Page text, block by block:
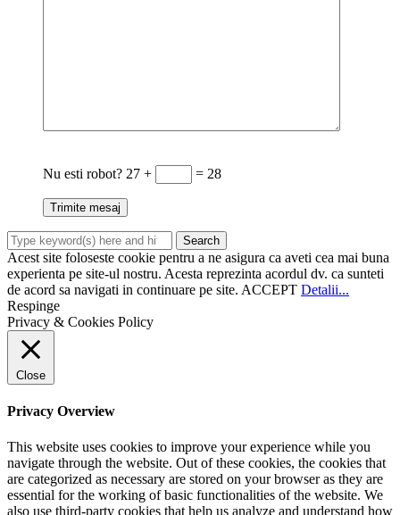
Nu esti robot? 27 + = 28
Acest site foloseste cookie pentru a ne asigura ca aveti cea mai buna
experienta pe site-ul nostru. Acesta reprezinta acordul dv. ca sunteti
de acord sa navigati in continuare pe site. ACCEPT Detalii...
Respinge
Privacy & Cookies Policy
Close
Privacy Overview
This website uses cookies to improve your experience while you
navigate through the website. Out of these cookies, the cookies that
are categorized as necessary are stored on your browser as they are
essential for the working of basic functionalities of the website. We
also use third-party cookies that help us analyze and understand how